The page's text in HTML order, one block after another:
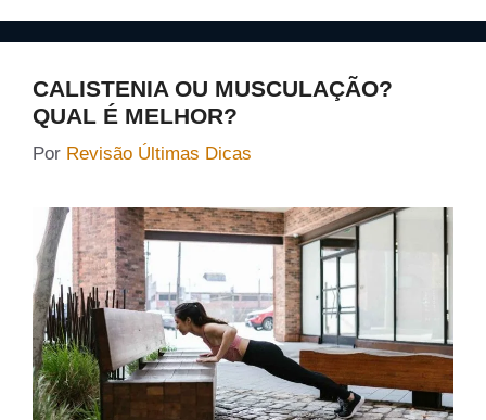
CALISTENIA OU MUSCULAÇÃO?
QUAL É MELHOR?
Por Revisão Últimas Dicas